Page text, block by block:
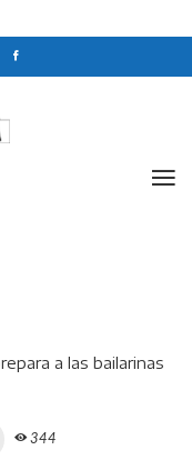
344